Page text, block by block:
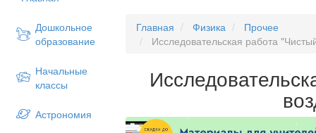
Дошкольное
образование
Начальные
классы
Астрономия
Главная Физика
Прочее
Исследовательская работа